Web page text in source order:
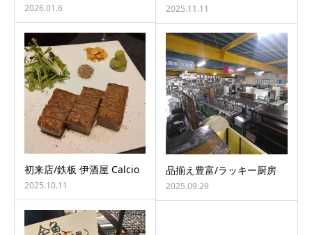
2026.01.6 2025.11.11
初来店/鉄板 伊酒屋 Calcio
2025.10.11
品揃え豊富/ラッキー厨房
2025.09.29